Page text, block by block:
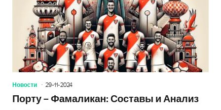
Новости 29-11-2024
Порту – Фамаликан: Составы и Анализ